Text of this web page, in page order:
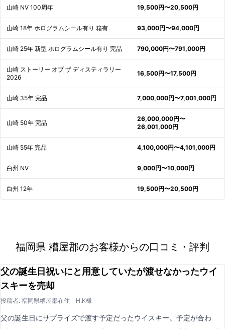
山崎 NV 100周年 19,500円〜20,500円
山崎 18年 ホログラムシール有り 箱有 93,000円〜94,000円
山崎 25年 新型 ホログラムシール有り 完品 790,000円〜791,000円
山崎 ストーリー オブ ザ ディスティラリー
2026
16,500円〜17,500円
山崎 35年 完品 7,000,000円〜7,001,000円
山崎 50年 完品
26,000,000円〜
26,001,000円
山崎 55年 完品 4,100,000円〜4,101,000円
白州 NV 9,000円〜10,000円
白州 12年 19,500円〜20,500円
福岡県 糟屋郡のお客様からの口コミ・評判
父の誕生日祝いにと用意していたが渡せなかったウイ
スキーを売却
投稿者: 福岡県糟屋郡在住 H.K様
父の誕生日にサプライズで渡す予定だったウイスキー。予定が合わ